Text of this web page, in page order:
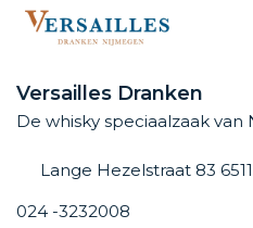
Versailles Dranken
De whisky speciaalzaak van
Lange Hezelstraat 83
024 -3232008